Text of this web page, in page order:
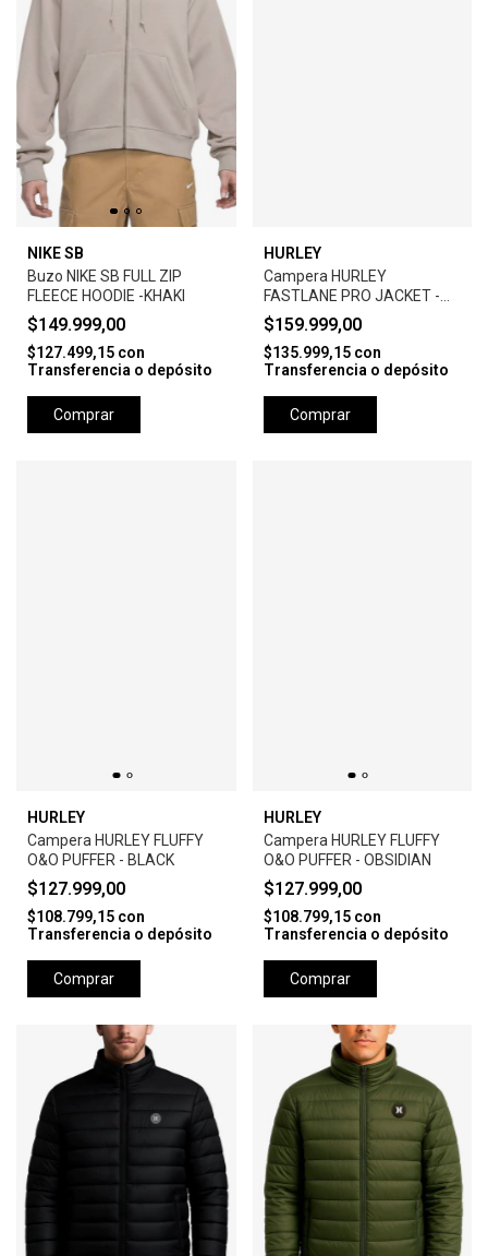
NIKE SB
Buzo NIKE SB FULL ZIP
FLEECE HOODIE -KHAKI
$149.999,00
$127.499,15 con
Transferencia o depósito
Comprar
HURLEY
Campera HURLEY
FASTLANE PRO JACKET -
CAMEL
$159.999,00
$135.999,15 con
Transferencia o depósito
Comprar
HURLEY
Campera HURLEY FLUFFY
O&O PUFFER - BLACK
$127.999,00
$108.799,15 con
Transferencia o depósito
Comprar
HURLEY
Campera HURLEY FLUFFY
O&O PUFFER - OBSIDIAN
$127.999,00
$108.799,15 con
Transferencia o depósito
Comprar